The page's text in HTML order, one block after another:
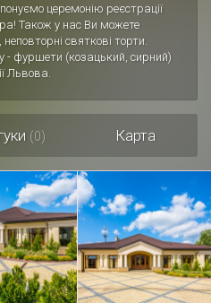
церемонію реєстрації
Також у нас Ви можете
святкові торти.
- фуршети (козацький, сирний)
Львова.
(0) Карта